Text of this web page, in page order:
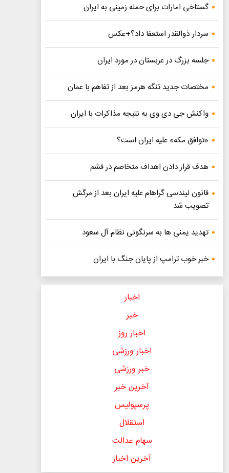
گستاخی امارات برای حمله زمینی به ایران
سردار ذوالقدر استعفا داد؟+عکس
جلسه بزرگ در عربستان در مورد ایران
مختصات جدید تنگه هرمز بعد از تفاهم با عمان
واکنش جی دی وی به نتیجه مذاکرات با ایران
«توافق مکه» علیه ایران است؟
هدف قرار دادن اهداف متخاصم در قشم
قانون لیندسی گراهام علیه ایران بعد از مرگش
تصویب شد
تهدید یمنی ها به سرنگونی نظام آل سعود
خبر خوب ترامپ از پایان جنگ با ایران
اخبار
خبر
اخبار روز
اخبار ورزشی
خبر ورزشی
آخرین خبر
پرسپولیس
استقلال
سهام عدالت
آخرین اخبار